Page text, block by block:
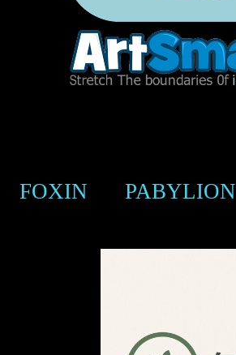
FOXIN